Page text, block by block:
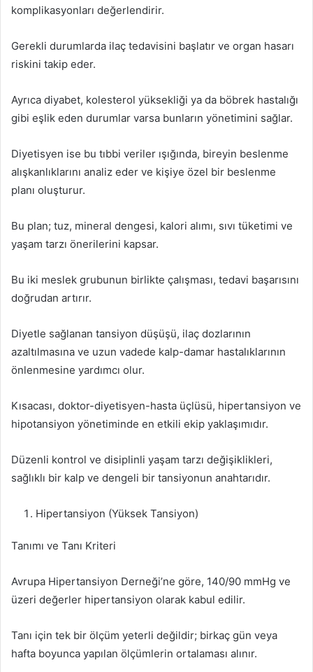
komplikasyonları değerlendirir.
Gerekli durumlarda ilaç tedavisini başlatır ve organ hasarı
riskini takip eder.
Ayrıca diyabet, kolesterol yüksekliği ya da böbrek hastalığı
gibi eşlik eden durumlar varsa bunların yönetimini sağlar.
Diyetisyen ise bu tıbbi veriler ışığında, bireyin beslenme
alışkanlıklarını analiz eder ve kişiye özel bir beslenme
planı oluşturur.
Bu plan; tuz, mineral dengesi, kalori alımı, sıvı tüketimi ve
yaşam tarzı önerilerini kapsar.
Bu iki meslek grubunun birlikte çalışması, tedavi başarısını
doğrudan artırır.
Diyetle sağlanan tansiyon düşüşü, ilaç dozlarının
azaltılmasına ve uzun vadede kalp-damar hastalıklarının
önlenmesine yardımcı olur.
Kısacası, doktor-diyetisyen-hasta üçlüsü, hipertansiyon ve
hipotansiyon yönetiminde en etkili ekip yaklaşımıdır.
Düzenli kontrol ve disiplinli yaşam tarzı değişiklikleri,
sağlıklı bir kalp ve dengeli bir tansiyonun anahtarıdır.
Hipertansiyon (Yüksek Tansiyon)
Tanımı ve Tanı Kriteri
Avrupa Hipertansiyon Derneği’ne göre, 140/90 mmHg ve
üzeri değerler hipertansiyon olarak kabul edilir.
Tanı için tek bir ölçüm yeterli değildir; birkaç gün veya
hafta boyunca yapılan ölçümlerin ortalaması alınır.